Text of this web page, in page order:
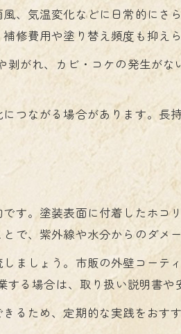
スプレー活用術
ためのサイン
鍵
料の選び方
と比較ポイント
能の違い
策方法を解説
装の劣化を防止
地処理の重要性
で寿命を延長
、気温変化などに日常的にさ
修費用や塗り替え頻度も抑え
がれ、カビ・コケの発生が
つながる場合があります。長
す。塗装表面に付着したホコ
で、紫外線や水分からのダメ
ましょう。市販の外壁コーテ
る場合は、取り扱い説明書や
るため、定期的な実践をおす